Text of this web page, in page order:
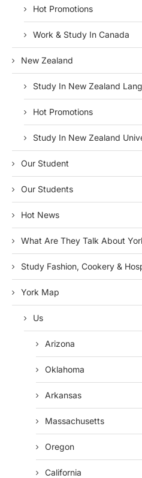
Hot Promotions
Work & Study In Canada
New Zealand
Study In New Zealand
Hot Promotions
Study In New Zealand
Our Student
Our Students
Hot News
What Are They Talk About
Study Fashion, Cookery &
York Map
Us
Arizona
Oklahoma
Arkansas
Massachusetts
Oregon
California